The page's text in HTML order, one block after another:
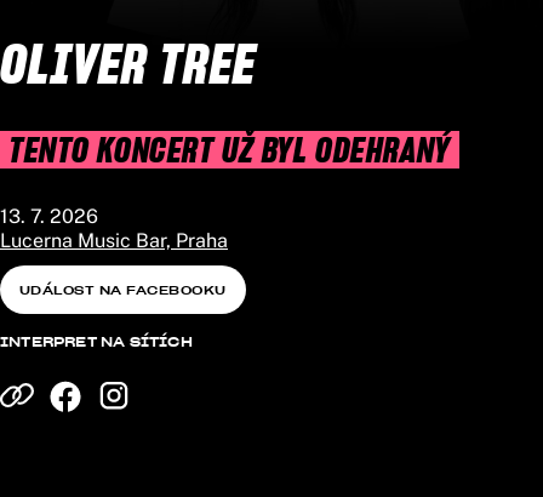
OLIVER TREE
TENTO KONCERT UŽ BYL ODEHRANÝ
13. 7. 2026
Lucerna Music Bar, Praha
UDÁLOST NA FACEBOOKU
INTERPRET NA SÍTÍCH